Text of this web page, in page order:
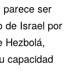
ser
de Israel por
Hezbolá,
capacidad